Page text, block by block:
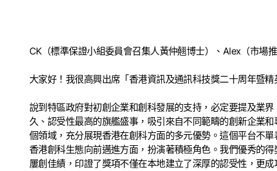
CK（標準保證小組委員會召集人黃仲翹博士）、Alex（市場
大家好！我很高興出席「香港資訊及通訊科技獎二十周年暨
說到特區政府對初創企業和創科發展的支持，必定要提及業
久、認受性最高的旗艦盛事，吸引來自不同範疇的創新企業
個領域，充分展現香港在創科方面的多元優勢。這個平台不
香港創科生態向前邁進方面，扮演著積極角色。我們優秀的
屢創佳績，印證了獎項不僅在本地建立了深厚的認受性，更